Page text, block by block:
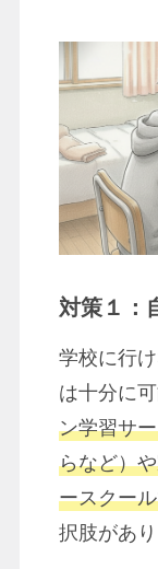
対策１：
学校に行
は十分に
ン学習サ
らなど）
ースクー
択肢があり